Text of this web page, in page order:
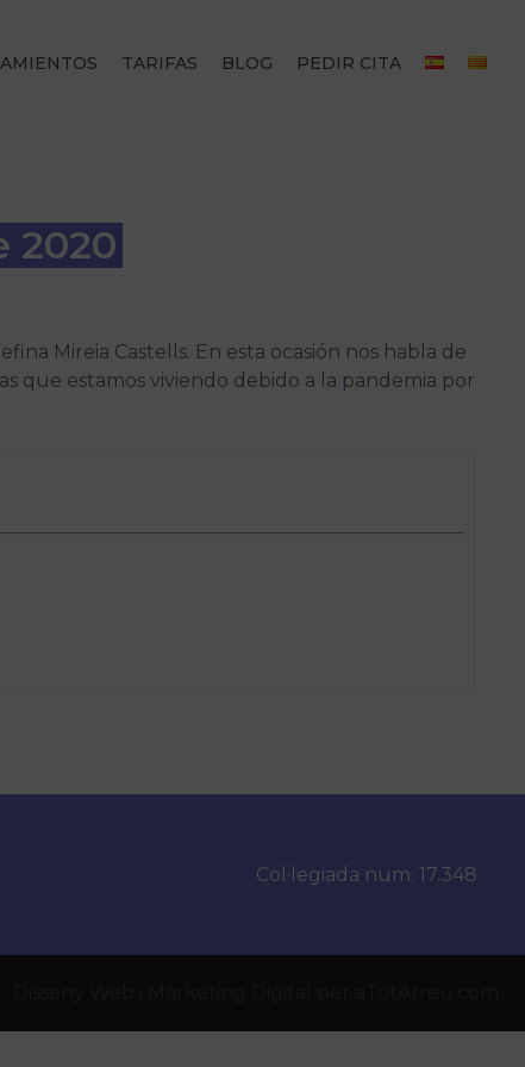
TARIFAS BLOG PEDIR CITA
2020
Mireia Castells. En esta ocasión nos habla de
que estamos viviendo debido a la pandemia por
Col·legiada num. 17.348